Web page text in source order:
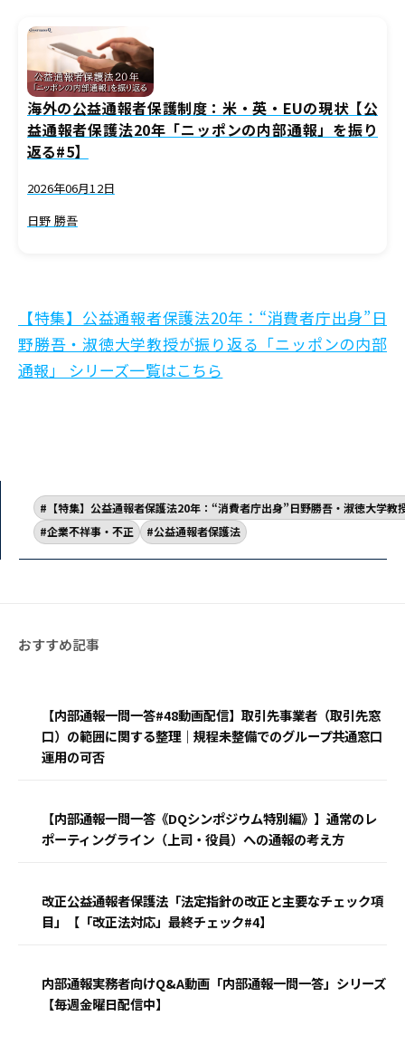
海外の公益通報者保護制度：米・英・EUの現状【公
益通報者保護法20年「ニッポンの内部通報」を振り
返る#5】
2026年06月12日
日野 勝吾
【特集】公益通報者保護法20年：“消費者庁出身”日
野勝吾・淑徳大学教授が振り返る「ニッポンの内部
通報」 シリーズ一覧はこちら
【特集】公益通報者保護法20年：“消費者庁出身”日野勝吾・淑徳大学
企業不祥事・不正
公益通報者保護法
【内部通報一問一答#48動画配信】取引先事業者（取引先窓
口）の範囲に関する整理｜規程未整備でのグループ共通窓口
運用の可否
【内部通報一問一答《DQシンポジウム特別編》】通常のレ
ポーティングライン（上司・役員）への通報の考え方
改正公益通報者保護法「法定指針の改正と主要なチェック項
目」【「改正法対応」最終チェック#4】
内部通報実務者向けQ&A動画「内部通報一問一答」シリーズ
【毎週金曜日配信中】